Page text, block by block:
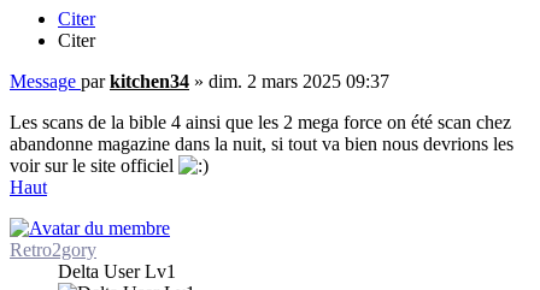
Citer
Citer
Message parkitchen34 » dim. 2 mars 2025 09:37
Les scans de la bible 4 ainsi que les 2 mega force on été scan chez
abandonne magazine dans la nuit, si tout va bien nous devrions les
voir sur le site officiel
Haut
Retro2gory
Delta User Lv1